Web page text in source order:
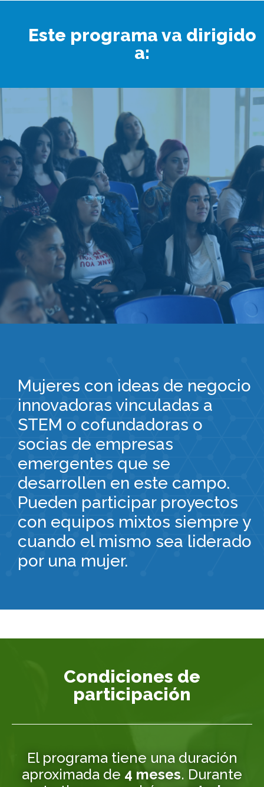
Este programa va dirigido
a:
Mujeres con ideas de negocio
innovadoras vinculadas a
STEM o cofundadoras o
socias de empresas
emergentes que se
desarrollen en este campo.
Pueden participar proyectos
con equipos mixtos siempre y
cuando el mismo sea liderado
por una mujer.
Condiciones de
participación
El programa tiene una duración
aproximada de 4 meses. Durante